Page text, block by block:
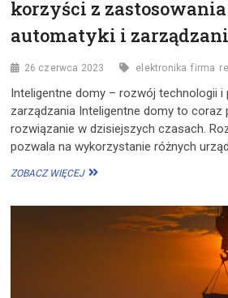
korzyści z
automatyki i
26 czerwca 2023 elektronika firma
Inteligentne domy – rozwój technologii
zarządzania Inteligentne domy to coraz
rozwiązanie w dzisiejszych czasach.
pozwala na wykorzystanie różnych
ZOBACZ WIĘCEJINTELIGENTNE
KORZYŚCI